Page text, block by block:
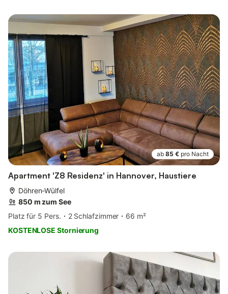
ab 85 € pro Nacht
Apartment 'Z8 Residenz' in Hannover, Haustiere
Döhren-Wülfel
850 m zum See
Platz für 5 Pers.
2 Schlafzimmer
66 m²
KOSTENLOSE Stornierung